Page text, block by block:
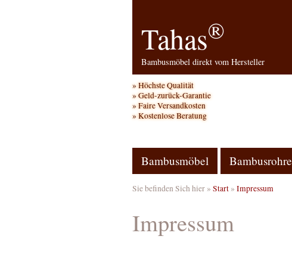
Tahas®
Bambusmöbel direkt vom Hersteller
Höchste Qualität
Geld-zurück-Garantie
Faire Versandkosten
Kostenlose Beratung
Bambusmöbel Bambusrohre
Sie befinden Sich hier » Start» Impressum
Impressum